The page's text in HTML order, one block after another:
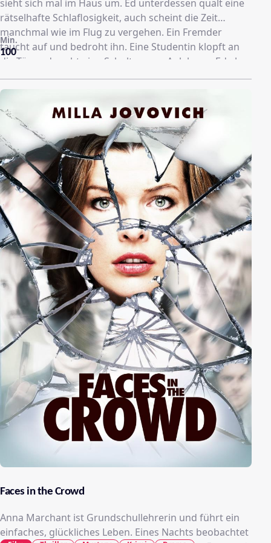
sieht sich mal im Haus um. Ed unterdessen quält eine
rätselhafte Schlaflosigkeit, auch scheint die Zeit
manchmal wie im Flug zu vergehen. Ein Fremder
taucht auf und bedroht ihn. Eine Studentin klopft an
die Tür und sucht eine Schulter zum Anlehnen. Ed aber
fragt sich, wo wohl der abgerissene Finger her kommt,
der nun im Bad den Ausguss verstopft...
100
Min.
Faces in the Crowd
Anna Marchant ist Grundschullehrerin und führt ein
einfaches, glückliches Leben. Eines Nachts beobachtet